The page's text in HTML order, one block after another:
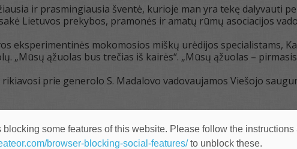
ir prasmingiausia šventė, kurioje man yra tekę dalyvauti
Lietuvos prekybos, pramonės ir amatų rūmų asociacijos
eksperimentinės mokomosios miškų urėdijos specialistams,
„Mūsų ąžuolas bus trečias iš kairės“. „Mūsų ąžuolas –
rikiavosi prie generolo S. Madalovo vadovaujamos Viešojo
blocking some features of this website. Please follow the instructions
browser-blocking-social-features/to unblock these.